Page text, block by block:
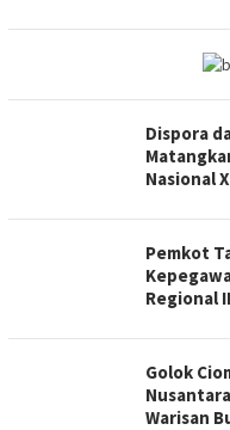
Dispora
Nasional
Pemkot
Regional
Golok
Warisan